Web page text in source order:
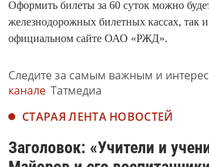
Оформить билеты за 60 суток можно
железнодорожных билетных кассах, так и
официальном сайте ОАО «РЖД».
Следите за самым важным и
канале Татмедиа
СТАРАЯ ЛЕНТА НОВОСТЕЙ
Заголовок: «Учители и